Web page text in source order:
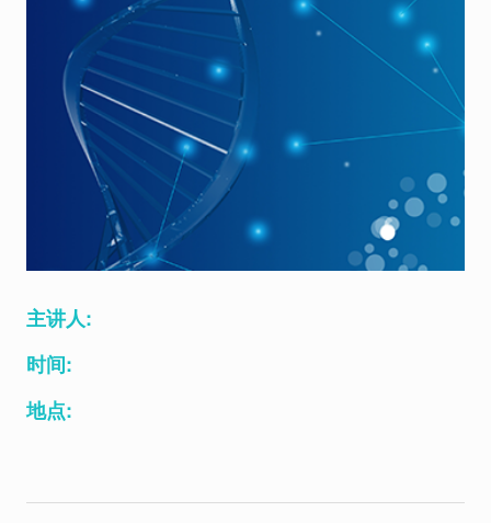
主讲人:
时间:
地点: